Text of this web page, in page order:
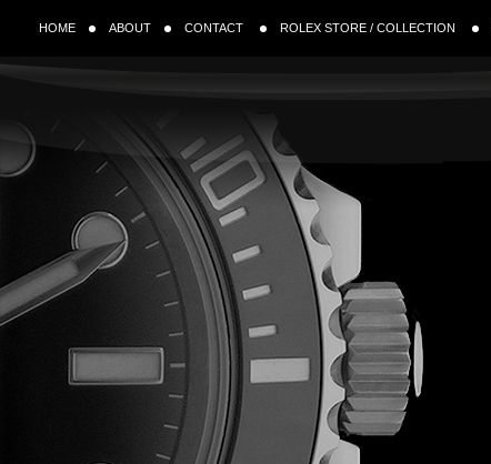
HOME ABOUT CONTACT ROLEX STORE / COLLECTION